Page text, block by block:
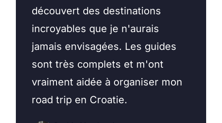
découvert des destinations
incroyables que je n'aurais
jamais envisagées. Les guides
sont très complets et m'ont
vraiment aidée à organiser mon
road trip en Croatie.